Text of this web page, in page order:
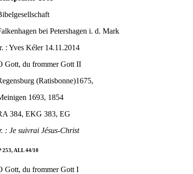
bei Petershagen i. d. Mark
14.11.2014
du frommer Gott II
(Ratisbonne)1675,
1693, 1854
383, EG
: Je suivrai Jésus-Christ
44/10
frommer Gott I